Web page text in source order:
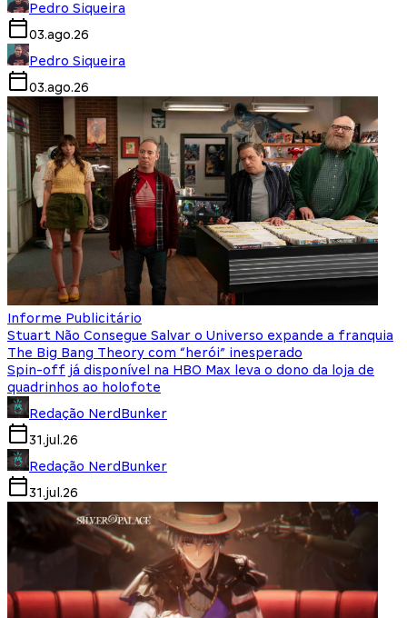
Pedro Siqueira
03.ago.26
Pedro Siqueira
03.ago.26
Informe Publicitário
Stuart Não Consegue Salvar o Universo expande a franquia
The Big Bang Theory com “herói” inesperado
Spin-off já disponível na HBO Max leva o dono da loja de
quadrinhos ao holofote
Redação NerdBunker
31.jul.26
Redação NerdBunker
31.jul.26